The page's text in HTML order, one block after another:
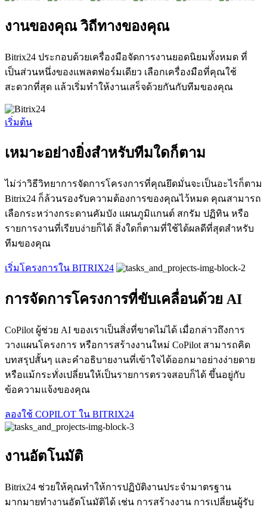
งานของคุณ วิถีทางของคุณ
Bitrix24 ประกอบด้วยเครื่องมือจัดการงานยอดนิยมทั้งหมด ที่
เป็นส่วนหนึ่งของแพลตฟอร์มเดียว เลือกเครื่องมือที่คุณใช้
สะดวกที่สุด แล้วเริ่มทำให้งานเสร็จด้วยกันกับทีมของคุณ
เริ่มต้น
เหมาะอย่างยิ่งสำหรับทีมใดก็ตาม
ไม่ว่าวิธีวิทยาการจัดการโครงการที่คุณยึดมั่นจะเป็นอะไรก็ตาม
Bitrix24 ก็ล้วนรองรับความต้องการของคุณไว้หมด คุณสามารถ
เลือกระหว่างกระดานคัมบัง แผนภูมิแกนต์ สกรัม ปฏิทิน หรือ
รายการงานที่เรียบง่ายก็ได้ สิ่งใดก็ตามที่ใช้ได้ผลดีที่สุดสำหรับ
ทีมของคุณ
เริ่มโครงการใน BITRIX24
การจัดการโครงการที่ขับเคลื่อนด้วย AI
CoPilot ผู้ช่วย AI ของเราเป็นสิ่งที่ขาดไม่ได้ เมื่อกล่าวถึงการ
วางแผนโครงการ หรือการสร้างงานใหม่ CoPilot สามารถคิด
บทสรุปสั้นๆ และคำอธิบายงานที่เข้าใจได้ออกมาอย่างง่ายดาย
หรือแม้กระทั่งเปลี่ยนให้เป็นรายการตรวจสอบก็ได้ ขึ้นอยู่กับ
ข้อความแจ้งของคุณ
ลองใช้ COPILOT ใน BITRIX24
งานอัตโนมัติ
Bitrix24 ช่วยให้คุณทำให้การปฏิบัติงานประจำมาตรฐาน
มากมายทำงานอัตโนมัติได้ เช่น การสร้างงาน การเปลี่ยนผู้รับ